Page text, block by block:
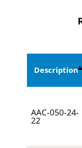
Description
AAC-050-24-
22